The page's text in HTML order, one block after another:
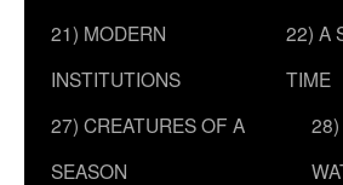
21) MODERN
INSTITUTIONS
22) A
TIME
27) CREATURES OF A
SEASON
28)